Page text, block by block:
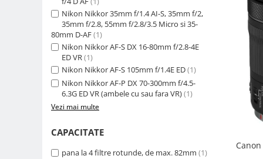
Accesorii camere video de actiune
Accesorii drone
Acumulatori camere video
Lampi video
Stabilizatoare (Gimbal) / Steady
Accesorii diverse pt camere video
Nikon Nikkor 35mm f/1.4 AI-S, 35mm f/2,
35mm f/2.8, 55mm f/2.8/3.5 Micro si 35-
80mm D-AF(1)
Nikon Nikkor AF-S DX 16-80mm f/2.8-4E
ED VR(1)
Nikon Nikkor AF-S 105mm f/1.4E ED(1)
Nikon Nikkor AF-P DX 70-300mm f/4.5-
6.3G ED VR (ambele cu sau fara VR)(1)
Vezi mai multe
CAPACITATE
pana la 4 filtre rotunde, de max. 82mm (1)